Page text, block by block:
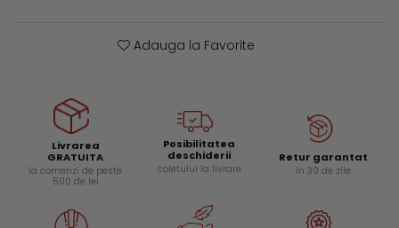
Adauga la Favorite
Livrarea
GRATUITA
la comenzi de peste
500 de lei
Posibilitatea
deschiderii
coletului la livrare
Retur garantat
in 30 de zile